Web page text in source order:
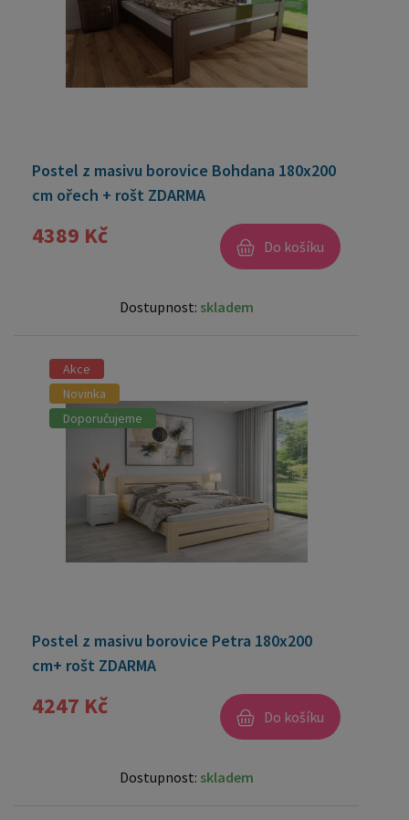
Postel z masivu borovice Bohdana 180x200
cm ořech + rošt ZDARMA
4389 Kč Do košíku
Dostupnost: skladem
Akce
Novinka
Doporučujeme
Postel z masivu borovice Petra 180x200
cm+ rošt ZDARMA
4247 Kč Do košíku
Dostupnost: skladem